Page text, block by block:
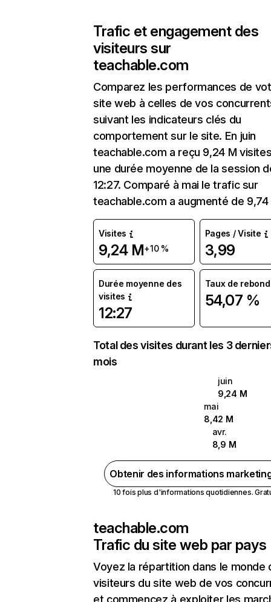
Trafic et engagement des
visiteurs sur
teachable.com
Comparez les performances de
site web à celles de vos
suivant les indicateurs clés du
comportement sur le site. En juin
teachable.com a reçu 9,24 M
une durée moyenne de la session
12:27. Comparé à mai le trafic sur
teachable.com a augmenté de 9,74
Visites
9,24 M+10 %
Pages / Visite
3,99
Durée moyenne des
visites
12:27
Taux de rebond
54,07 %
Total des visites durant les 3
mois
juin
9,24 M
mai
8,42 M
avr.
8,9 M
Obtenir des informations
10 fois plus d'informations quotidiennes.
teachable.com
Trafic du site web par pays
Voyez la répartition dans le monde
visiteurs du site web de vos
et commencez à exploiter les